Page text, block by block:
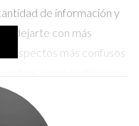
de información y
dejarte con más
aspectos más confusos
al MLS y el seguro de
esenciales para tu éxito